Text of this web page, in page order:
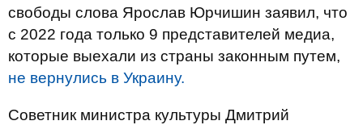
свободы слова Ярослав Юрчишин заявил, что
с 2022 года только 9 представителей медиа,
которые выехали из страны законным путем,
не вернулись в Украину.
Советник министра культуры Дмитрий